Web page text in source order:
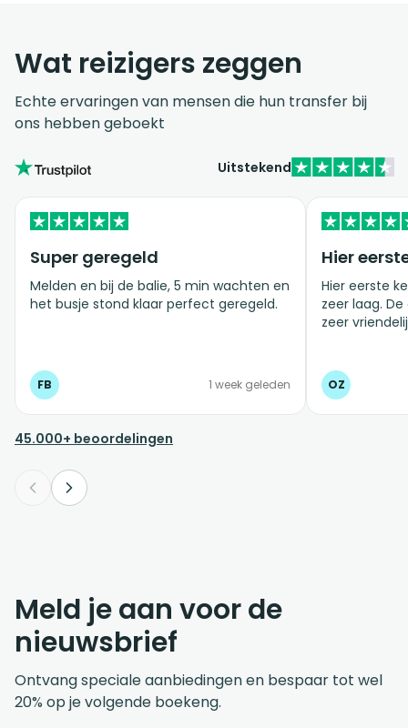
Wat reizigers zeggen
Echte ervaringen van mensen die hun transfer bij
ons hebben geboekt
Uitstekend
Super geregeld
Melden en bij de balie, 5 min wachten en
het busje stond klaar perfect geregeld.
FB 1 week geleden
Hier
Hier eerste
zeer laag.
zeer
OZ
45.000+ beoordelingen
Meld je aan voor de
nieuwsbrief
Ontvang speciale aanbiedingen en bespaar tot wel
20% op je volgende boekeng.